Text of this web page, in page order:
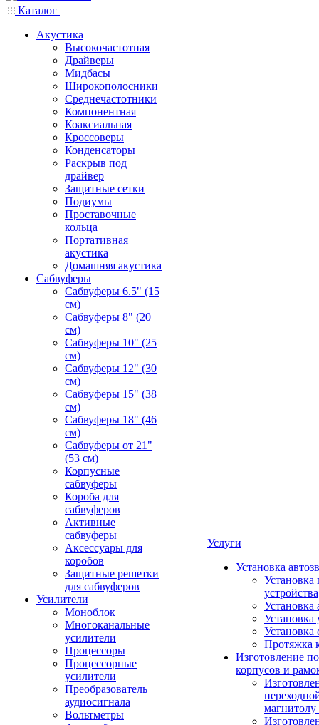
Каталог
Акустика
Высокочастотная
Драйверы
Мидбасы
Широкополосники
Среднечастотники
Компонентная
Коаксиальная
Кроссоверы
Конденсаторы
Раскрыв под
драйвер
Защитные сетки
Подиумы
Проставочные
кольца
Портативная
акустика
Домашняя акустика
Сабвуферы
Сабвуферы 6.5" (15
см)
Сабвуферы 8" (20
см)
Сабвуферы 10" (25
см)
Сабвуферы 12" (30
см)
Сабвуферы 15" (38
см)
Сабвуферы 18" (46
см)
Сабвуферы от 21"
(53 см)
Корпусные
сабвуферы
Короба для
сабвуферов
Активные
сабвуферы
Аксессуары для
коробов
Защитные решетки
для сабвуферов
Усилители
Моноблок
Многоканальные
усилители
Процессоры
Процессорные
усилители
Преобразователь
аудиосигнала
Вольтметры
Услуги
Установка
Установка
устройства
Установка
Установка
Установка
Протяжка
Изготовление
корпусов и